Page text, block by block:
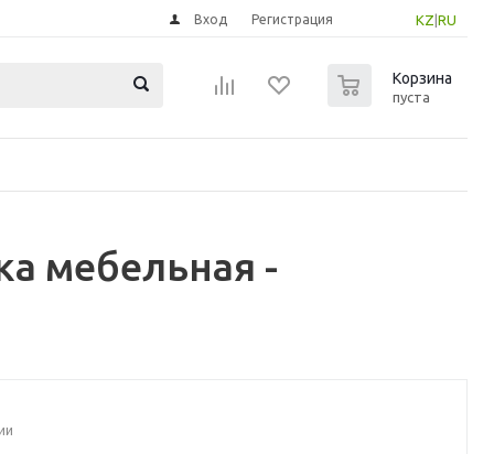
KZ RU
Вход Регистрация
Корзина
пуста
мебельная -